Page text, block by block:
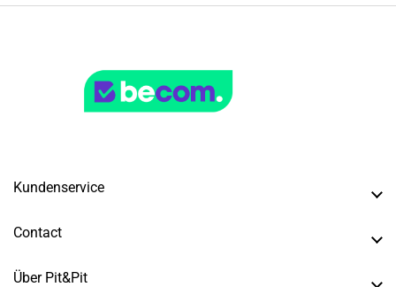
Kundenservice
Contact
Über Pit&Pit